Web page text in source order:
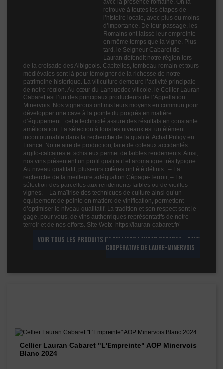
Rouge
2022
75cl
avec la présence romaine. On la
retrouve à toutes les étapes de
l’histoire locale, avec plus ou moins
d’importance. De leur passage, les
Romains ont laissé leur empreinte
en même temps que la vigne. Plus
tard, le Seigneur Cabaret de
Lauran défendit notre région lors
de la croisade des Albigeois. Capitelles, tombeau romain et tours
médiévales sont là pour témoigner de la richesse de notre
patrimoine historique. La viticulture demeure l’activité principale
de notre région. Au cœur du Languedoc viticole, le Cellier Lauran
Cabaret est l’un des principaux producteurs de l’Appellation
Minervois. Nos vignerons ont mis leurs moyens en commun pour
développer une cave à la pointe du progrès en matière
d’équipement : cette technicité assure des résultats en constante
amélioration. La sélection à tous les niveaux est un élément
incontournable dans la recherche de la qualité. Achat Priligy en
France. Notre aire de production, faite de coteaux accidentés
argilo-calcaires et schisteux permet de faibles rendements. Ainsi,
nos vins présentent un profil qualitatif et aromatique très typique.
Au niveau qualitatif, plusieurs critères ont été définis : – La
recherche de la meilleure adéquation Cépage-Terroir, – La
sélection des parcelles aux rendements faibles ou de vieilles
vignes, – La maîtrise des techniques de culture ainsi qu’un
équipement de pointe en matière de vinification, permettent
d’optimiser le niveau qualitatif. La tradition et son respect sont le
gage, pour vous, de vins authentiques représentatifs de notre
terroir et de nos efforts. Site Web: https://lauran-cabaret.fr/
VOIR TOUS LES PRODUITS DE CELLIERS LAURAN CABARET - CAVE
COOPÉRATIVE DE LAURE-MINERVOIS
Cellier Lauran Cabaret "L'Empreinte" AOP Minervois
Blanc 2024